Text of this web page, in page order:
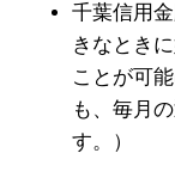
千葉信用
きなとき
ことが可
も、毎月
す。）